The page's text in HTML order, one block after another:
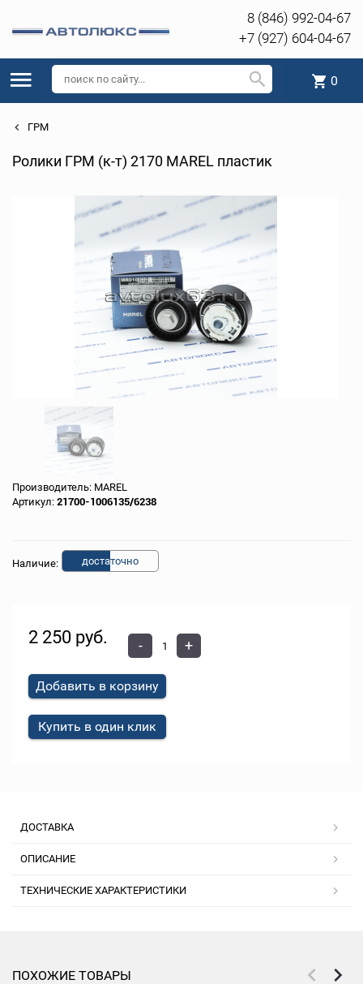
8 (846) 992-04-67
+7 (927) 604-04-67
0
ГРМ
Ролики ГРМ (к-т) 2170 MAREL пластик
Производитель: MAREL
Артикул: 21700-1006135/6238
Наличие: достаточно
2 250 руб. - +
Добавить в корзину
Купить в один клик
ДОСТАВКА
ОПИСАНИЕ
ТЕХНИЧЕСКИЕ ХАРАКТЕРИСТИКИ
ПОХОЖИЕ ТОВАРЫ